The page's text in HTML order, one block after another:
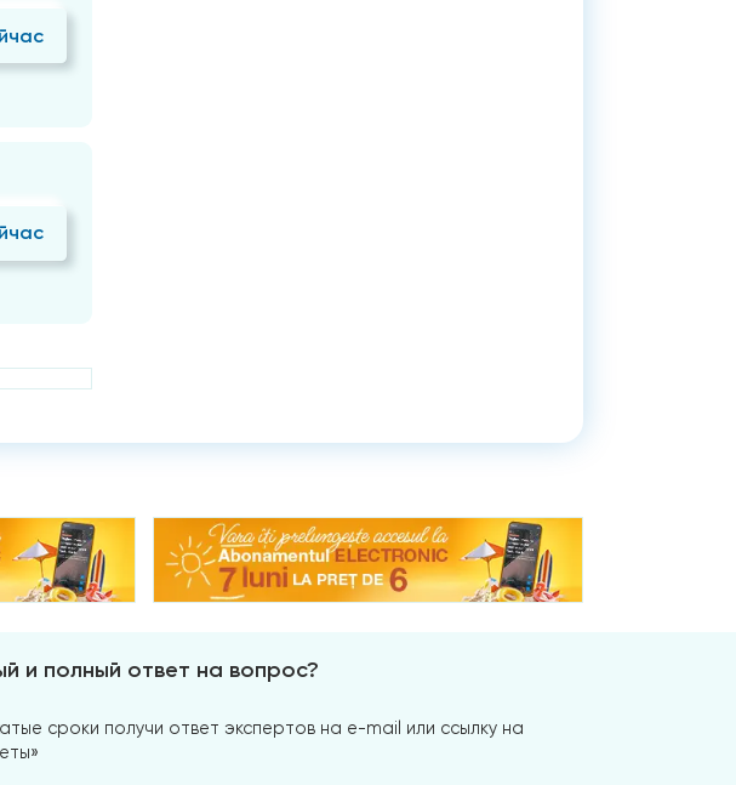
и полный ответ на вопрос?
сроки получи ответ экспертов на e-mail или ссылку на